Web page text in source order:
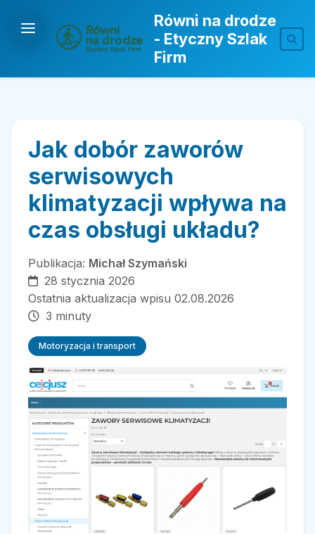
Równi na drodze
- Etyczny Szlak
Firm
Jak dobór zaworów
serwisowych
klimatyzacji wpływa na
czas obsługi układu?
Publikacja: Michał Szymański
28 stycznia 2026
Ostatnia aktualizacja wpisu 02.08.2026
3 minuty
Motoryzacja i transport